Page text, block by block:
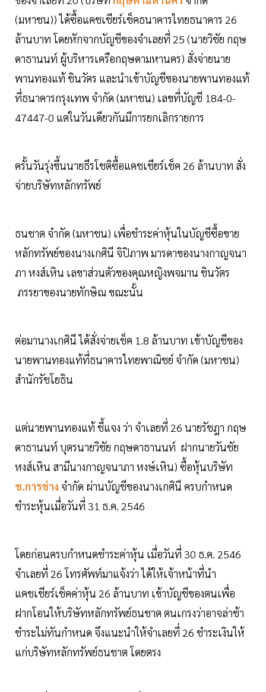
(มหาชน)) ได้ซื้อแคชเชียร์เช็คธนาคารไทยธนาคาร 26
ล้านบาท โดยหักจากบัญชีของจำเลยที่ 25 (นายวิชัย กฤษ
ดาธานนท์ ผู้บริหารเครือกฤษดามหานคร) สั่งจ่ายนาย
พานทองแท้ ชินวัตร และนำเข้าบัญชีของนายพานทองแท้
ที่ธนาคารกรุงเทพ จำกัด (มหาชน) เลขที่บัญชี 184-0-
47447-0 แต่ในวันเดียวกันมีการยกเลิกรายการ
ครั้นวันรุ่งขึ้นนายธีรโชติซื้อแคชเชียร์เช็ค 26 ล้านบาท สั่ง
จ่ายบริษัทหลักทรัพย์
ธนชาต จำกัด (มหาชน) เพื่อชำระค่าหุ้นในบัญชีซื้อขาย
หลักทรัพย์ของนางเกศินี จิปิภาพ มารดาของนางกาญจนา
ภา หงส์เหิน เลขาส่วนตัวของคุณหญิงพจมาน ชินวัตร
ภรรยาของนายทักษิณ ขณะนั้น
ต่อมานางเกศินี ได้สั่งจ่ายเช็ค 1.8 ล้านบาท เข้าบัญชีของ
นายพานทองแท้ที่ธนาคารไทยพาณิชย์ จำกัด (มหาชน)
สำนักรัชโยธิน
แต่นายพานทองแท้ ชี้แจง ว่า จำเลยที่ 26 นายรัชฎา กฤษ
ดาธานนท์ บุตรนายวิชัย กฤษดาธานนท์ ฝากนายวันชัย
หงส์เหิน สามีนางกาญจนาภา หงษ์เหิน) ซื้อหุ้นบริษัท
ช.การช่าง จำกัด ผ่านบัญชีของนางเกศินี ครบกำหนด
ชำระหุ้นเมื่อวันที่ 31 ธ.ค. 2546
โดยก่อนครบกำหนดชำระค่าหุ้น เมื่อวันที่ 30 ธ.ค. 2546
จำเลยที่ 26 โทรศัพท์มาแจ้งว่า ได้ให้เจ้าหน้าที่นำ
แคชเชียร์เช็คค่าหุ้น 26 ล้านบาท เข้าบัญชีของตนเพื่อ
ฝากโอนให้บริษัทหลักทรัพย์ธนชาต ตนเกรงว่าอาจล่าช้า
ชำระไม่ทันกำหนด จึงแนะนำให้จำเลยที่ 26 ชำระเงินให้
แก่บริษัทหลักทรัพย์ธนชาต โดยตรง